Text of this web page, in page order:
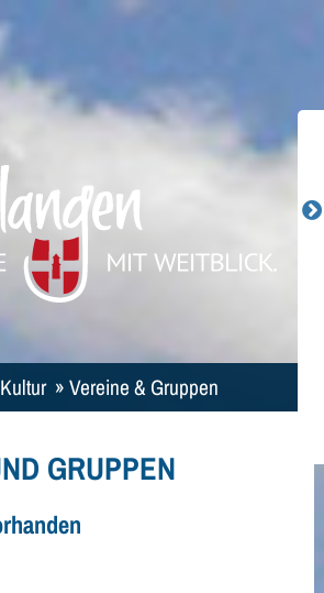
»Vereine & Gruppen
GRUPPEN